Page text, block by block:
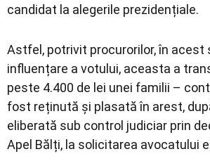
candidat la alegerile prezidențiale.
Astfel, potrivit procurorilor, în acest
influențare a votului, aceasta a
peste 4.400 de lei unei familii –
fost reținută și plasată în arest,
eliberată sub control judiciar prin
Apel Bălți, la solicitarea avocatului